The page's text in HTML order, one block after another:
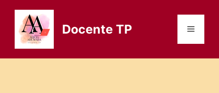
contenido
Docente TP Menú